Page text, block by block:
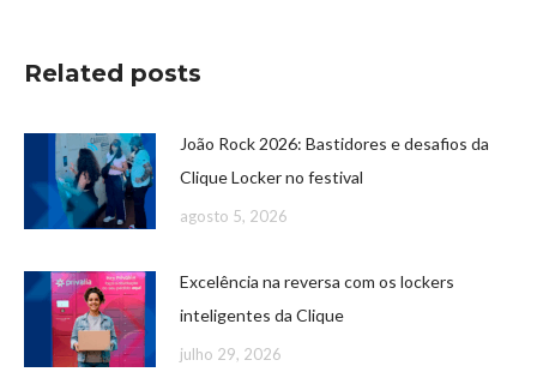
Related posts
João Rock 2026: Bastidores e desafios da
Clique Locker no festival
agosto 5, 2026
Excelência na reversa com os lockers
inteligentes da Clique
julho 29, 2026